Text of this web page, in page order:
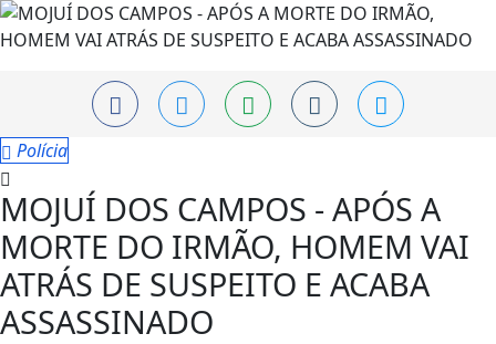
Polícia
MOJUÍ DOS CAMPOS - APÓS A
MORTE DO IRMÃO, HOMEM VAI
ATRÁS DE SUSPEITO E ACABA
ASSASSINADO